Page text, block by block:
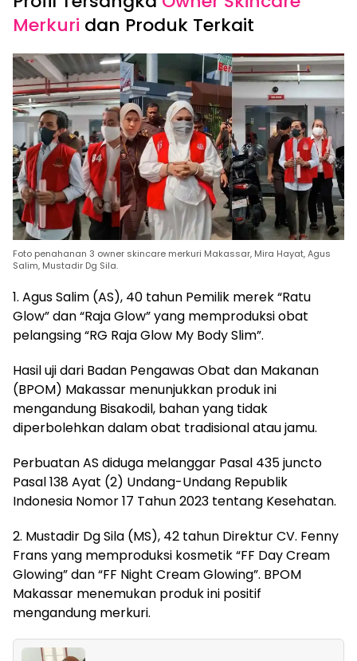
Merkuri dan Produk Terkait
Foto penahanan 3 owner skincare merkuri Makassar, Mira Hayat, Agus
Salim, Mustadir Dg Sila.
1. Agus Salim (AS), 40 tahun Pemilik merek “Ratu
Glow” dan “Raja Glow” yang memproduksi obat
pelangsing “RG Raja Glow My Body Slim”.
Hasil uji dari Badan Pengawas Obat dan Makanan
(BPOM) Makassar menunjukkan produk ini
mengandung Bisakodil, bahan yang tidak
diperbolehkan dalam obat tradisional atau jamu.
Perbuatan AS diduga melanggar Pasal 435 juncto
Pasal 138 Ayat (2) Undang-Undang Republik
Indonesia Nomor 17 Tahun 2023 tentang Kesehatan.
2. Mustadir Dg Sila (MS), 42 tahun Direktur CV. Fenny
Frans yang memproduksi kosmetik “FF Day Cream
Glowing” dan “FF Night Cream Glowing”. BPOM
Makassar menemukan produk ini positif
mengandung merkuri.